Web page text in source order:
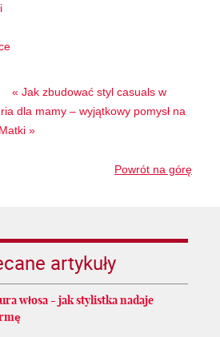
« Jak zbudować styl casuals w
dla mamy – wyjątkowy pomysł na
»
Powrót na górę
artykuły
włosa - jak stylistka nadaje